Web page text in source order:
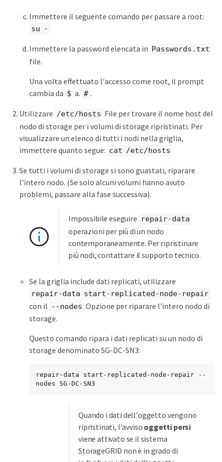
Immettere il seguente comando per passare a root:
su -
Immettere la password elencata in Passwords.txt
file.
Una volta effettuato l'accesso come root, il prompt
cambia da $ a. # .
Utilizzare /etc/hosts File per trovare il nome host del
nodo di storage per i volumi di storage ripristinati. Per
visualizzare un elenco di tutti i nodi nella griglia,
immettere quanto segue: cat /etc/hosts
Se tutti i volumi di storage si sono guastati, riparare
l'intero nodo. (Se solo alcuni volumi hanno avuto
problemi, passare alla fase successiva).
Impossibile eseguire repair-data
operazioni per più di un nodo
contemporaneamente. Per ripristinare
più nodi, contattare il supporto tecnico.
Se la griglia include dati replicati, utilizzare
repair-data start-replicated-node-repair
con il --nodes Opzione per riparare l'intero nodo di
storage.
Questo comando ripara i dati replicati su un nodo di
storage denominato SG-DC-SN3:
repair-data start-replicated-node-repair --
nodes SG-DC-SN3
Quando i dati dell'oggetto vengono
ripristinati, l'avviso oggetti persi
viene attivato se il sistema
StorageGRID non è in grado di